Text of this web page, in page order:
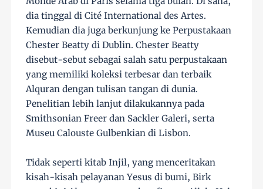
dia tinggal di Cité International des Artes.
Kemudian dia juga berkunjung ke Perpustakaan
Chester Beatty di Dublin. Chester Beatty
disebut-sebut sebagai salah satu perpustakaan
yang memiliki koleksi terbesar dan terbaik
Alquran dengan tulisan tangan di dunia.
Penelitian lebih lanjut dilakukannya pada
Smithsonian Freer dan Sackler Galeri, serta
Museu Calouste Gulbenkian di Lisbon.
Tidak seperti kitab Injil, yang menceritakan
kisah-kisah pelayanan Yesus di bumi, Birk